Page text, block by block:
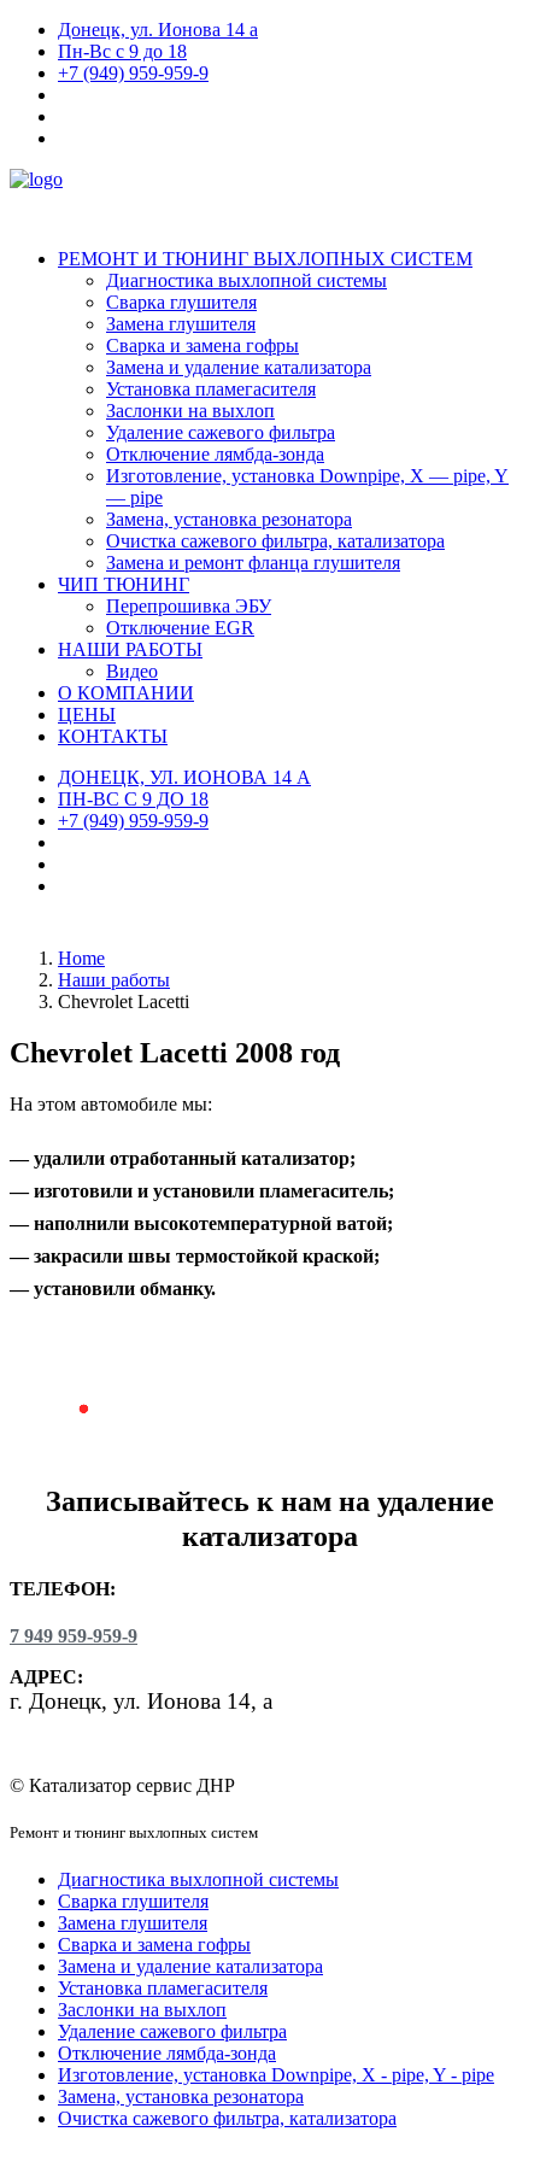
Донецк, ул. Ионова 14 а
Пн-Вс с 9 до 18
+7 (949) 959-959-9
РЕМОНТ И ТЮНИНГ ВЫХЛОПНЫХ СИСТЕМ
Диагностика выхлопной системы
Сварка глушителя
Замена глушителя
Сварка и замена гофры
Замена и удаление катализатора
Установка пламегасителя
Заслонки на выхлоп
Удаление сажевого фильтра
Отключение лямбда-зонда
Изготовление, установка Downpipe, X — pipe, Y
— pipe
Замена, установка резонатора
Очистка сажевого фильтра, катализатора
Замена и ремонт фланца глушителя
ЧИП ТЮНИНГ
Перепрошивка ЭБУ
Отключение EGR
НАШИ РАБОТЫ
Видео
О КОМПАНИИ
ЦЕНЫ
КОНТАКТЫ
ДОНЕЦК, УЛ. ИОНОВА 14 А
ПН-ВС С 9 ДО 18
+7 (949) 959-959-9
Home
Наши работы
Chevrolet Lacetti
Chevrolet Lacetti 2008 год
На этом автомобиле мы:
— удалили отработанный катализатор;
— изготовили и установили пламегаситель;
— наполнили высокотемпературной ватой;
— закрасили швы термостойкой краской;
— установили обманку.
Записывайтесь к нам на удаление
катализатора
ТЕЛЕФОН:
7 949 959-959-9
АДРЕС:
г. Донецк, ул. Ионова 14, а
© Катализатор сервис ДНР
Ремонт и тюнинг выхлопных систем
Диагностика выхлопной системы
Сварка глушителя
Замена глушителя
Сварка и замена гофры
Замена и удаление катализатора
Установка пламегасителя
Заслонки на выхлоп
Удаление сажевого фильтра
Отключение лямбда-зонда
Изготовление, установка Downpipe, X - pipe, Y - pipe
Замена, установка резонатора
Очистка сажевого фильтра, катализатора